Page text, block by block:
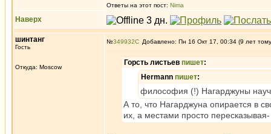
Ответы на этот пост: Nima
Наверх
шинтанг
Гость
Откуда: Moscow
№349932 Добавлено: Пн 16 Окт 17, 00:34 (9 лет
Горсть листьев пишет:
Hermann пишет:
философия (!) Нагарджуны
А то, что Нагарджуна опирается в
их, а местами просто